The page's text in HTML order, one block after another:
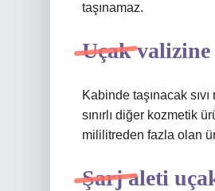
taşınamaz.
Uçak
Kabinde taşınacak
sınırlı diğer kozmetik
mililitreden fazla olan
Şarj aleti